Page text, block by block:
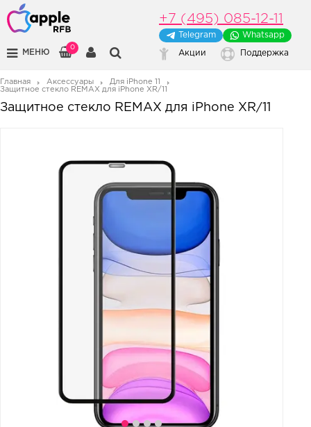
МЕНЮ
0
+7 (495) 085-12-11
Telegram Whatsapp
Акции Поддержка
Главная Аксессуары
Для iPhone 11
Защитное стекло REMAX для iPhone XR/11
Защитное стекло REMAX для iPhone XR/11